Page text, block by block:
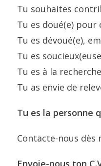
Tu souhaites
Tu es doué(e)
Tu es dévoué(e),
Tu es
Tu es à la
Tu as envie de
Tu es la personne
Contacte-nous